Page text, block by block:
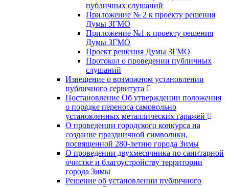
публичных слушаний
Приложение № 2 к проекту решения
Думы ЗГМО
Приложение №1 к проекту решения
Думы ЗГМО
Проект решения Думы ЗГМО
Протокол о проведении публичных
слушаний
Извещение о возможном установлении
публичного сервитута
Постановление Об утверждении положения
о порядке переноса самовольно
установленных металлических гаражей
О проведении городского конкурса на
создание праздничной символики,
посвященной 280-летию города Зимы
О проведении двухмесячника по санитарной
очистке и благоустройству территории
города Зимы
Решение об установлении публичного